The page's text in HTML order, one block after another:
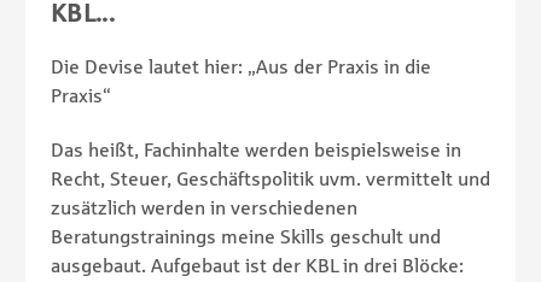
KBL...
Die Devise lautet hier: „Aus der Praxis in die
Praxis“
Das heißt, Fachinhalte werden beispielsweise in
Recht, Steuer, Geschäftspolitik uvm. vermittelt und
zusätzlich werden in verschiedenen
Beratungstrainings meine Skills geschult und
ausgebaut. Aufgebaut ist der KBL in drei Blöcke: